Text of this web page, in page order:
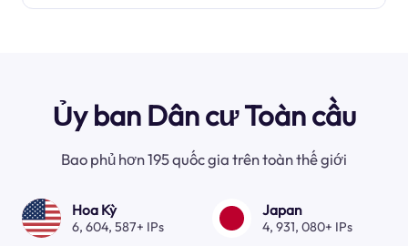
Ủy ban Dân cư Toàn cầu
Bao phủ hơn 195 quốc gia trên toàn thế giới
Hoa Kỳ
6, 604, 587+ IPs
Japan
4, 931, 080+ IPs